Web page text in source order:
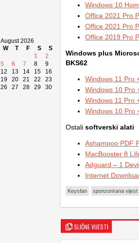
August 2026
W T F S
S
1
2
5 6 7 8
9
12 13 14 15
16
19 20 21 22
23
26 27 28 29
30
Windows 10
Office 2021 Pro
Office 2021 Pro
Office 2019 Pro
Windows plus
BKS62
Windows 11 Pro
Windows 10 Pro
Windows 11 Pro
Windows 10 Pro
Ostali softverski alati
Ashampoo PDF
MacBooster 8
Adguard – 1
Internet
Keysfan sponzorirana vijest
SLIČNE VIJESTI